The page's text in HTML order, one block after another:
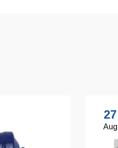
27
Aug